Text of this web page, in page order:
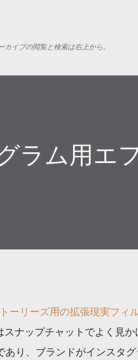
イブの閲覧と検索は右上から。
ラム用エ
ーリーズ用の拡張現実フィ
ナップチャットでよく見か
あり、ブランドがインスタ